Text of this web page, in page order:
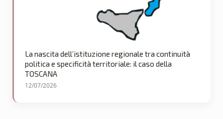
La nascita dell’istituzione regionale tra continuità
politica e specificità territoriale: il caso della
TOSCANA
12/07/2026